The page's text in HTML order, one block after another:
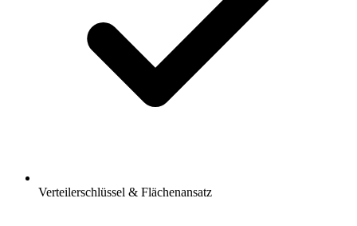
Verteilerschlüssel & Flächenansatz